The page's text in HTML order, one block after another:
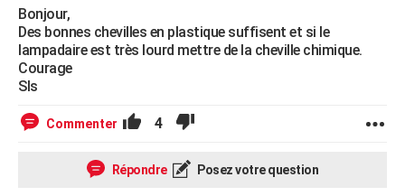
Bricolage
Lifestyle
Culture
Sport
Auto
Television
Voyage
Cinema
Bonjour,
Des bonnes chevilles en plastique suffisent et si le
lampadaire est très lourd mettre de la cheville chimique.
Courage
Sls
Commenter 4
Répondre Posez votre question